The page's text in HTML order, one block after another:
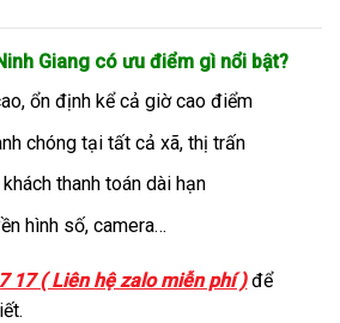
Giang có ưu điểm gì nổi bật?
ổn định kể cả giờ cao điểm
chóng tại tất cả xã, thị trấn
thanh toán dài hạn
hình số, camera…
17 ( Liên hệ zalo miễn phí ) để